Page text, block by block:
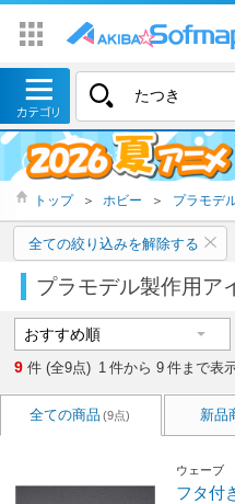
トップ ＞ ホビー ＞ プラモデ
全ての絞り込みを解除する
プラモデル製作用ア
9 件 (全9点) 1 件から 9 件まで表
全ての商品 (9点) 新品
ウェーブ
フタ付